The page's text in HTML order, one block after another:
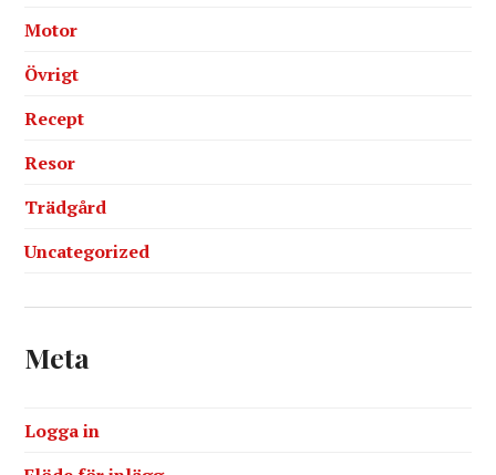
Motor
Övrigt
Recept
Resor
Trädgård
Uncategorized
Meta
Logga in